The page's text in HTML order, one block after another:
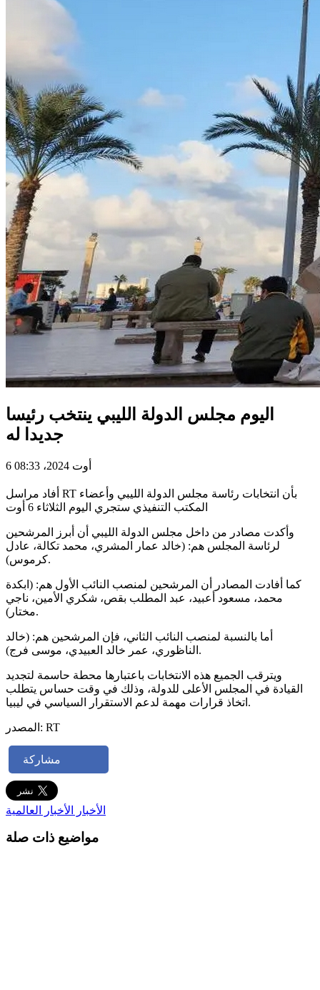
اليوم مجلس الدولة الليبي ينتخب رئيسا
جديدا له
6 أوت 2024، 08:33
أفاد مراسل RT بأن انتخابات رئاسة مجلس الدولة الليبي وأعضاء
المكتب التنفيذي ستجري اليوم الثلاثاء 6 أوت
وأكدت مصادر من داخل مجلس الدولة الليبي أن أبرز المرشحين
لرئاسة المجلس هم: (خالد عمار المشري، محمد تكالة، عادل
كرموس).
كما أفادت المصادر أن المرشحين لمنصب النائب الأول هم: (ابكدة
محمد، مسعود أعبيد، عبد المطلب بقص، شكري الأمين، ناجي
مختار).
أما بالنسبة لمنصب النائب الثاني، فإن المرشحين هم: (خالد
الناظوري، عمر خالد العبيدي، موسى فرج).
ويترقب الجميع هذه الانتخابات باعتبارها محطة حاسمة لتجديد
القيادة في المجلس الأعلى للدولة، وذلك في وقت حساس يتطلب
اتخاذ قرارات مهمة لدعم الاستقرار السياسي في ليبيا.
المصدر: RT
مشاركة
الأخبار الأخبار العالمية
مواضيع ذات صلة